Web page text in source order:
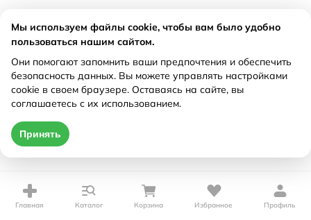
Главная Каталог Корзина Избранное Профиль
Мы используем файлы cookie, чтобы вам было удобно
пользоваться нашим сайтом.
Они помогают запомнить ваши предпочтения и обеспечить
безопасность данных. Вы можете управлять настройками
cookie в своем браузере. Оставаясь на сайте, вы
соглашаетесь с их использованием.
Принять